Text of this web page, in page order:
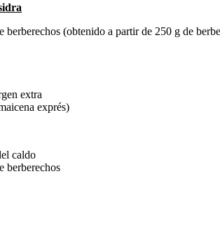
berberechos (obtenido a partir de 250 g de
extra
exprés)
caldo
berberechos